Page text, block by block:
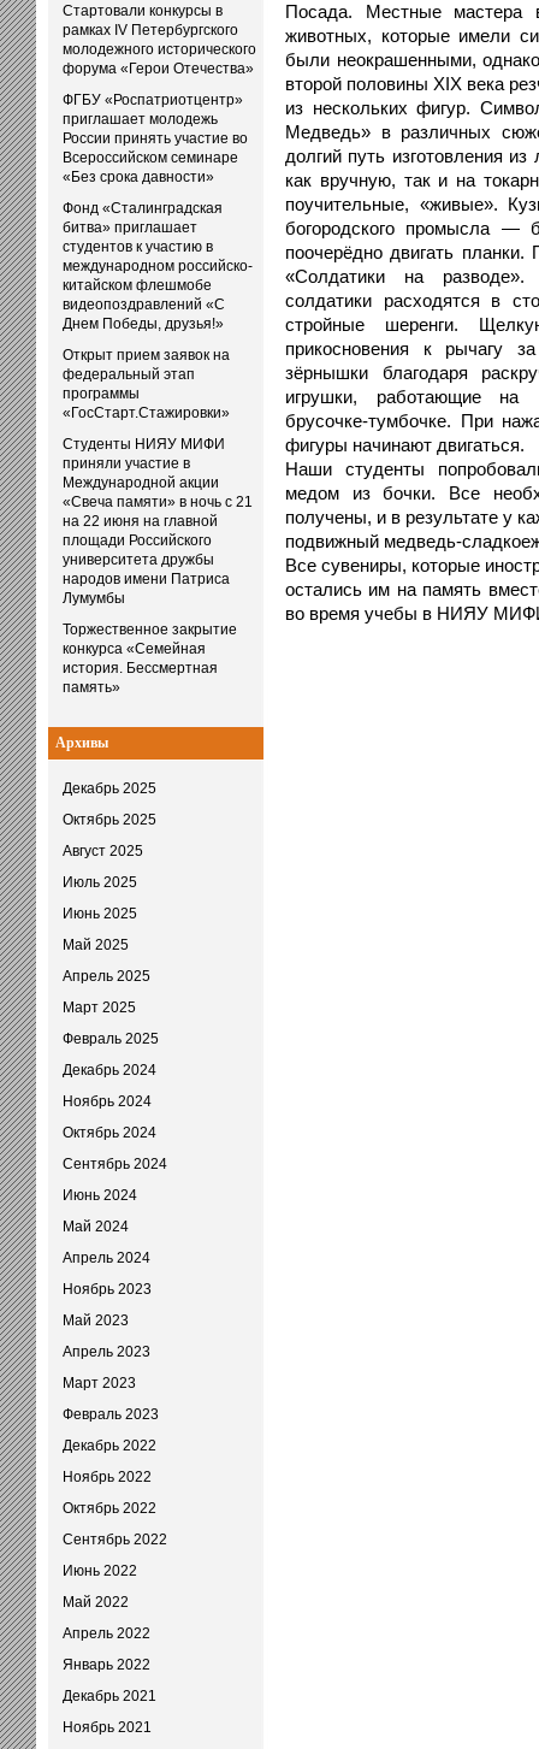
Стартовали конкурсы в
рамках IV Петербургского
молодежного исторического
форума «Герои Отечества»
ФГБУ «Роспатриотцентр»
приглашает молодежь
России принять участие во
Всероссийском семинаре
«Без срока давности»
Фонд «Сталинградская
битва» приглашает
студентов к участию в
международном российско-
китайском флешмобе
видеопоздравлений «С
Днем Победы, друзья!»
Открыт прием заявок на
федеральный этап
программы
«ГосСтарт.Стажировки»
Студенты НИЯУ МИФИ
приняли участие в
Международной акции
«Свеча памяти» в ночь с 21
на 22 июня на главной
площади Российского
университета дружбы
народов имени Патриса
Лумумбы
Торжественное закрытие
конкурса «Семейная
история. Бессмертная
память»
Архивы
Декабрь 2025
Октябрь 2025
Август 2025
Июль 2025
Июнь 2025
Май 2025
Апрель 2025
Март 2025
Февраль 2025
Декабрь 2024
Ноябрь 2024
Октябрь 2024
Сентябрь 2024
Июнь 2024
Май 2024
Апрель 2024
Ноябрь 2023
Май 2023
Апрель 2023
Март 2023
Февраль 2023
Декабрь 2022
Ноябрь 2022
Октябрь 2022
Сентябрь 2022
Июнь 2022
Май 2022
Апрель 2022
Январь 2022
Декабрь 2021
Ноябрь 2021
Посада. Местные мастера
животных, которые имели
были неокрашенными,
второй половины XIX века
из нескольких фигур.
Медведь» в различных
долгий путь изготовления
как вручную, так и на
поучительные, «живые».
богородского промысла —
поочерёдно двигать
«Солдатики на
солдатики расходятся в
стройные шеренги.
прикосновения к рычагу
зёрнышки благодаря
игрушки, работающие на
брусочке-тумбочке. При
фигуры начинают двигаться.
Наши студенты
медом из бочки. Все
получены, и в результате у
подвижный медведь-
Все сувениры, которые
остались им на память
во время учебы в НИЯУ